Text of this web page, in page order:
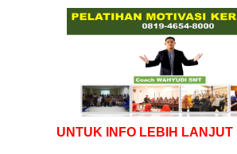
UNTUK INFO LEBIH LANJUT